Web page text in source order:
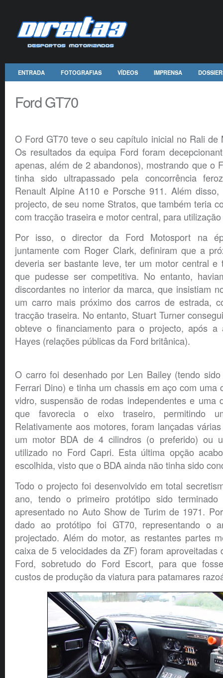
ENTRADA FOTOGRAFIAS VÍDEOS IMPRENSA
Ford GT70
O Ford GT70 teve o seu capítulo inicial no Rali de
Os resultados da equipa Ford foram
apenas, além de 2 abandonos), mostrando que o
tinha sido ultrapassado pela concorrência
Renault Alpine A110 e Porsche 911. Além
projecto, de seu nome Stratos, que também teria
com tracção traseira e motor central, para
Por isso, o director da Ford Motosport na
juntamente com Roger Clark, definiram que a
deveria ser bastante leve, ter um motor central e
que pudesse ser competitiva. No entanto,
discordantes no interior da marca, que insistiam
um carro mais próximo dos carros de estrada,
tracção traseira. No entanto, Stuart Turner
obteve o financiamento para o projecto, após a
Hayes (relações públicas da Ford britânica).
O carro foi desenhado por Len Bailey (tendo
Ferrari Dino) e tinha um chassis em aço com uma
vidro, suspensão de rodas independentes e uma
que favorecia o eixo traseiro, permitindo
Relativamente aos motores, foram lançadas
um motor BDA de 4 cilindros (o preferido) ou
utilizado no Ford Capri. Esta última opção
escolhida, visto que o BDA ainda não tinha sido
Todo o projecto foi desenvolvido em total
ano, tendo o primeiro protótipo sido
apresentado no Auto Show de Turim de 1971.
dado ao protótipo foi GT70, representando o
projectado. Além do motor, as restantes partes
caixa de 5 velocidades da ZF) foram aproveitadas
Ford, sobretudo do Ford Escort, para que
custos de produção da viatura para patamares